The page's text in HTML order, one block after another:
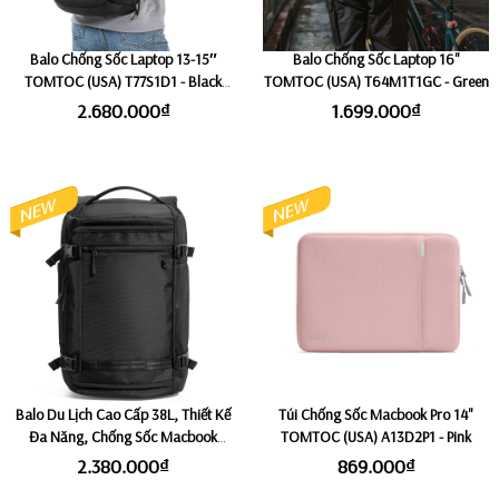
Balo Chống Sốc Laptop 13-15″
TOMTOC (USA) T77S1D1 - Black
(Size Nhỏ 22L)
2.680.000₫
Balo Chống Sốc Laptop 16"
TOMTOC (USA) T64M1T1GC - Green
1.699.000₫
Balo Du Lịch Cao Cấp 38L, Thiết Kế
Đa Năng, Chống Sốc Macbook
Laptop Fix 15,6 TOMTOC (USA)
2.380.000₫
Túi Chống Sốc Macbook Pro 14"
TOMTOC (USA) A13D2P1 - Pink
869.000₫